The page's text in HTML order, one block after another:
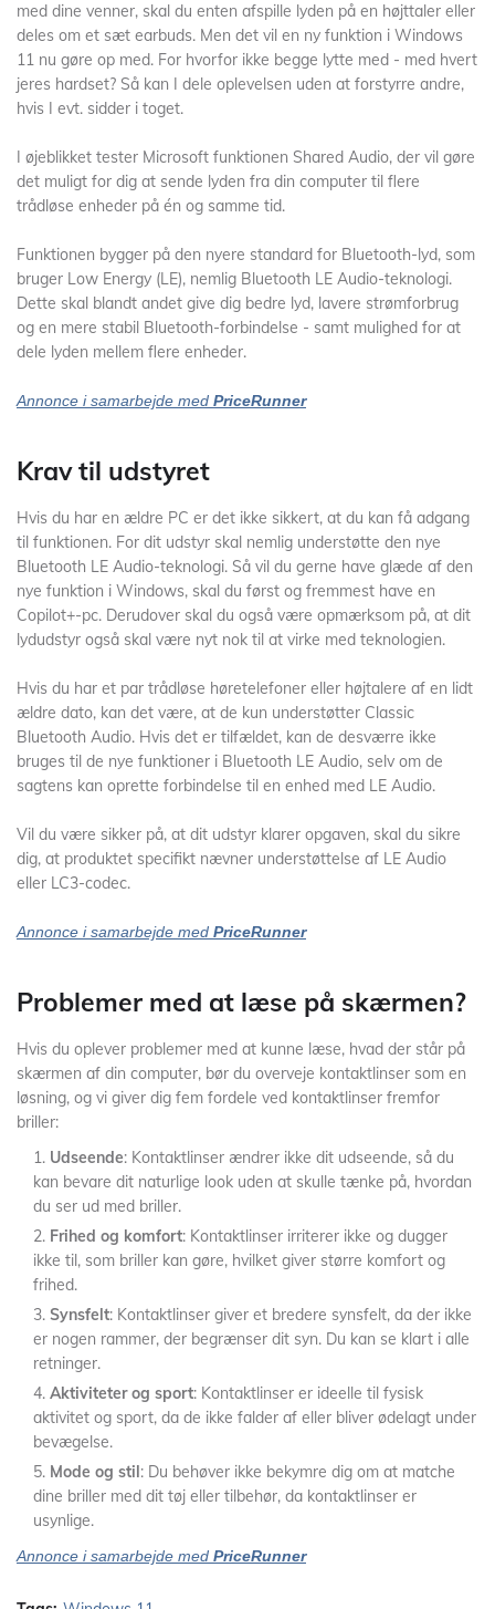
med dine venner, skal du enten afspille lyden på en højttaler eller
deles om et sæt earbuds. Men det vil en ny funktion i Windows
11 nu gøre op med. For hvorfor ikke begge lytte med - med hvert
jeres hardset? Så kan I dele oplevelsen uden at forstyrre andre,
hvis I evt. sidder i toget.
I øjeblikket tester Microsoft funktionen Shared Audio, der vil gøre
det muligt for dig at sende lyden fra din computer til flere
trådløse enheder på én og samme tid.
Funktionen bygger på den nyere standard for Bluetooth-lyd, som
bruger Low Energy (LE), nemlig Bluetooth LE Audio-teknologi.
Dette skal blandt andet give dig bedre lyd, lavere strømforbrug
og en mere stabil Bluetooth-forbindelse - samt mulighed for at
dele lyden mellem flere enheder.
Annonce i samarbejde med PriceRunner
Krav til udstyret
Hvis du har en ældre PC er det ikke sikkert, at du kan få adgang
til funktionen. For dit udstyr skal nemlig understøtte den nye
Bluetooth LE Audio-teknologi. Så vil du gerne have glæde af den
nye funktion i Windows, skal du først og fremmest have en
Copilot+-pc. Derudover skal du også være opmærksom på, at dit
lydudstyr også skal være nyt nok til at virke med teknologien.
Hvis du har et par trådløse høretelefoner eller højtalere af en lidt
ældre dato, kan det være, at de kun understøtter Classic
Bluetooth Audio. Hvis det er tilfældet, kan de desværre ikke
bruges til de nye funktioner i Bluetooth LE Audio, selv om de
sagtens kan oprette forbindelse til en enhed med LE Audio.
Vil du være sikker på, at dit udstyr klarer opgaven, skal du sikre
dig, at produktet specifikt nævner understøttelse af LE Audio
eller LC3-codec.
Annonce i samarbejde med PriceRunner
Problemer med at læse på skærmen?
Hvis du oplever problemer med at kunne læse, hvad der står på
skærmen af din computer, bør du overveje kontaktlinser som en
løsning, og vi giver dig fem fordele ved kontaktlinser fremfor
briller:
Udseende: Kontaktlinser ændrer ikke dit udseende, så du
kan bevare dit naturlige look uden at skulle tænke på, hvordan
du ser ud med briller.
Frihed og komfort: Kontaktlinser irriterer ikke og dugger
ikke til, som briller kan gøre, hvilket giver større komfort og
frihed.
Synsfelt: Kontaktlinser giver et bredere synsfelt, da der ikke
er nogen rammer, der begrænser dit syn. Du kan se klart i alle
retninger.
Aktiviteter og sport: Kontaktlinser er ideelle til fysisk
aktivitet og sport, da de ikke falder af eller bliver ødelagt under
bevægelse.
Mode og stil: Du behøver ikke bekymre dig om at matche
dine briller med dit tøj eller tilbehør, da kontaktlinser er
usynlige.
Annonce i samarbejde med PriceRunner